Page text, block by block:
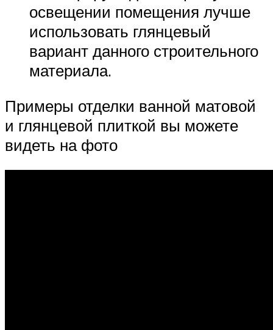
освещении помещения лучше
использовать глянцевый
вариант данного строительного
материала.
Примеры отделки ванной матовой
и глянцевой плиткой вы можете
видеть на фото